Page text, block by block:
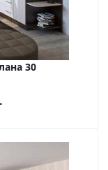
30